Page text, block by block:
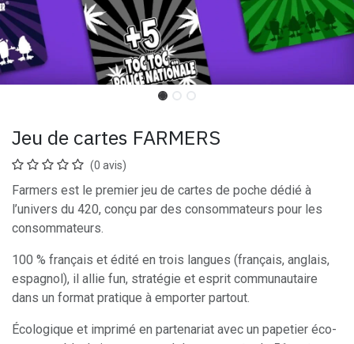
Jeu de cartes FARMERS
(0 avis)
Farmers est le premier jeu de cartes de poche dédié à
l’univers du 420, conçu par des consommateurs pour les
consommateurs.
100 % français et édité en trois langues (français, anglais,
espagnol), il allie fun, stratégie et esprit communautaire
dans un format pratique à emporter partout.
Écologique et imprimé en partenariat avec un papetier éco-